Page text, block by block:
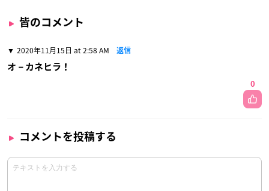
皆のコメント
2020年11月15日 at 2:58 AM 返信
オ－カネヒラ！
0
コメントを投稿する